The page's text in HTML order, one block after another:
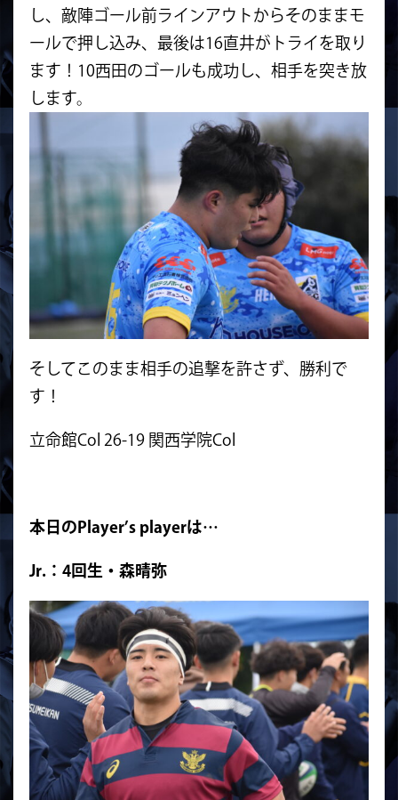
し、敵陣ゴール前ラインアウトからそのままモ
ールで押し込み、最後は16直井がトライを取り
ます！10西田のゴールも成功し、相手を突き放
します。
そしてこのまま相手の追撃を許さず、勝利で
す！
立命館Col 26-19 関西学院Col
本日のPlayer’s playerは…
Jr.：4回生・森晴弥